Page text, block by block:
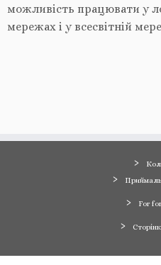
можливість працювати у
мережах і у всесвітній
For